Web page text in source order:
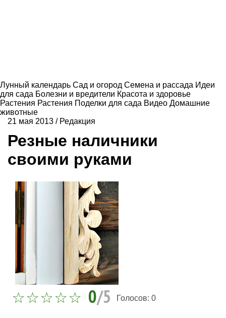
Лунный календарь Сад и огород Семена и рассада Идеи
для сада Болезни и вредители Красота и здоровье
Растения Растения Поделки для сада Видео Домашние
животные
21 мая 2013 / Редакция
Резные наличники
своими руками
0/5 Голосов: 0